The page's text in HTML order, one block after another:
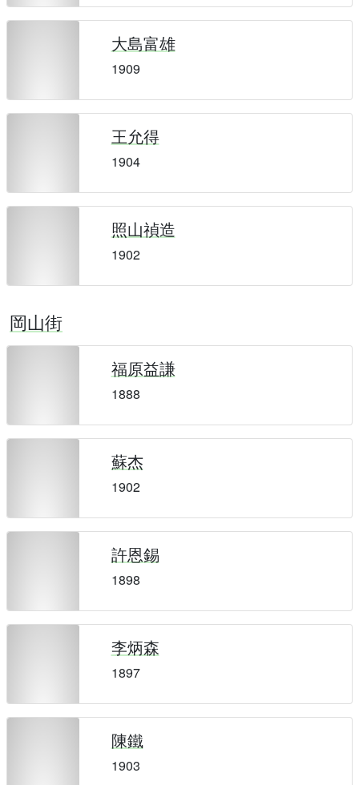
大島富雄
1909
王允得
1904
照山禎造
1902
岡山街
福原益謙
1888
蘇杰
1902
許恩錫
1898
李炳森
1897
陳鐵
1903